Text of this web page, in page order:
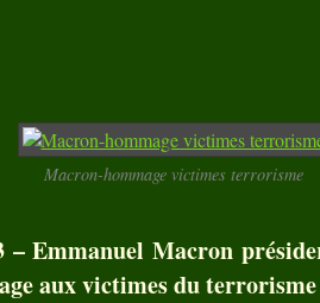
Macron-hommage victimes terrorisme
– Emmanuel Macron
aux victimes du